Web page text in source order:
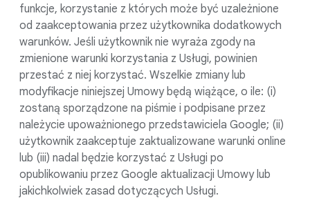
funkcje, korzystanie z których może być uzależnione
od zaakceptowania przez użytkownika dodatkowych
warunków. Jeśli użytkownik nie wyraża zgody na
zmienione warunki korzystania z Usługi, powinien
przestać z niej korzystać. Wszelkie zmiany lub
modyfikacje niniejszej Umowy będą wiążące, o ile: (i)
zostaną sporządzone na piśmie i podpisane przez
należycie upoważnionego przedstawiciela Google; (ii)
użytkownik zaakceptuje zaktualizowane warunki online
lub (iii) nadal będzie korzystać z Usługi po
opublikowaniu przez Google aktualizacji Umowy lub
jakichkolwiek zasad dotyczących Usługi.